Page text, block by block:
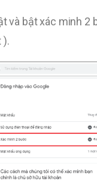
và bật xác minh 2
).